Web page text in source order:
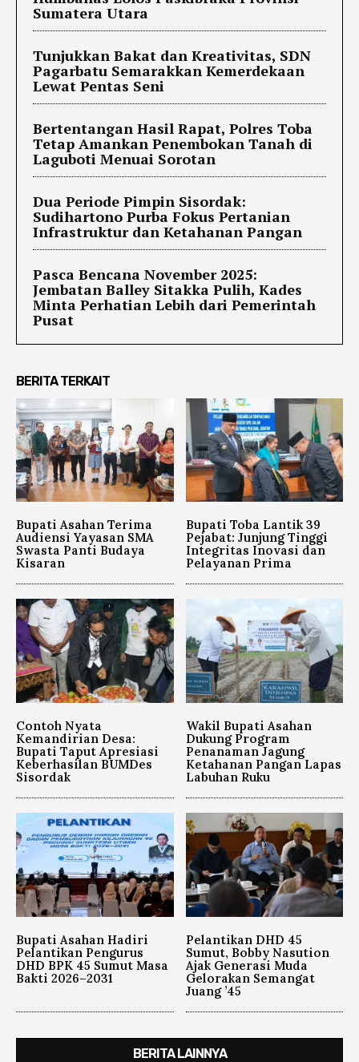
Sumatera Utara
Tunjukkan Bakat dan Kreativitas, SDN
Pagarbatu Semarakkan Kemerdekaan
Lewat Pentas Seni
Bertentangan Hasil Rapat, Polres Toba
Tetap Amankan Penembokan Tanah di
Laguboti Menuai Sorotan
Dua Periode Pimpin Sisordak:
Sudihartono Purba Fokus Pertanian
Infrastruktur dan Ketahanan Pangan
Pasca Bencana November 2025:
Jembatan Balley Sitakka Pulih, Kades
Minta Perhatian Lebih dari Pemerintah
Pusat
BERITA TERKAIT
Bupati Asahan Terima
Audiensi Yayasan SMA
Swasta Panti Budaya
Kisaran
Bupati Toba Lantik 39
Pejabat: Junjung Tinggi
Integritas Inovasi dan
Pelayanan Prima
Contoh Nyata
Kemandirian Desa:
Bupati Taput Apresiasi
Keberhasilan BUMDes
Sisordak
Wakil Bupati Asahan
Dukung Program
Penanaman Jagung
Ketahanan Pangan Lapas
Labuhan Ruku
Bupati Asahan Hadiri
Pelantikan Pengurus
DHD BPK 45 Sumut Masa
Bakti 2026–2031
Pelantikan DHD 45
Sumut, Bobby Nasution
Ajak Generasi Muda
Gelorakan Semangat
Juang ’45
BERITA LAINNYA